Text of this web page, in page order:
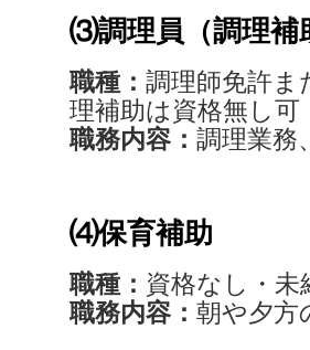
⑶調理員（調理補
職種： 調理師免許ま
理補助は資格無し可
職務内容： 調理業務
⑷保育補助
職種： 資格なし・未
職務内容： 朝や夕方